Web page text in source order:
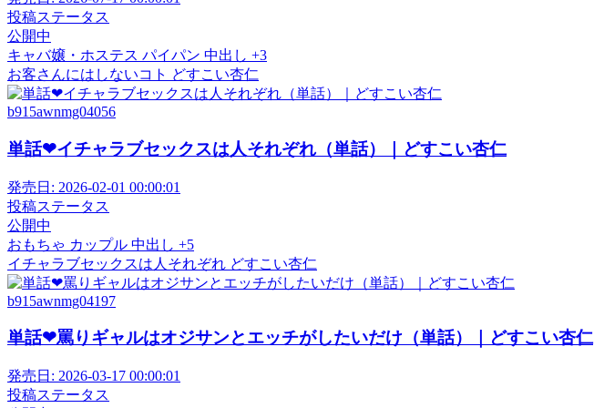
投稿ステータス
公開中
キャバ嬢・ホステス パイパン 中出し +3
お客さんにはしないコト どすこい杏仁
b915awnmg04056
単話❤イチャラブセックスは人それぞれ（単話）｜どすこい杏仁
発売日: 2026-02-01 00:00:01
投稿ステータス
公開中
おもちゃ カップル 中出し +5
イチャラブセックスは人それぞれ どすこい杏仁
b915awnmg04197
単話❤罵りギャルはオジサンとエッチがしたいだけ（単話）｜どすこい杏仁
発売日: 2026-03-17 00:00:01
投稿ステータス